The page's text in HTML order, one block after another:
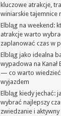
kluczowe atrakcje,
winiarskie tajemnice
Elbląg na weekend:
atrakcje warto
zaplanować czas w
Elbląg jako idealna
wypadowa na Kanał
— co warto
wyjazdem
Elbląg kiedy jechać:
wybrać najlepszy
zwiedzanie i aktywny